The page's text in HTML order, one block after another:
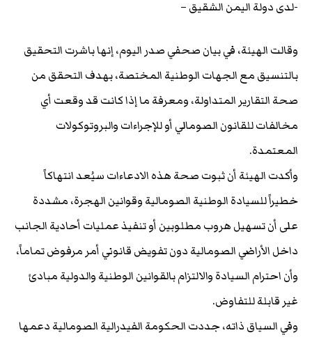
-لدى دولة اليمن الشقيق –
وقالت الهيئة، في بيان صحفي صدر اليوم، إنها باشرت التحقيق
بالتنسيق مع الجهات الوطنية المختصة، بهدف التحقق من
صحة التقارير المتداولة، ومعرفة ما إذا كانت قد وقعت أي
مخالفات للقانون الصومالي أو للإجراءات والبروتوكولات
المعتمدة.
وأكدت الهيئة أن ثبوت صحة هذه الادعاءات سيُعد انتهاكاً
خطيراً للسيادة الوطنية الصومالية وقوانين الهجرة، مشددة
على أن تسهيل هروب مطلوبين أو تنفيذ عمليات أحادية الجانب
داخل الأراضي الصومالية دون تفويض قانوني أمر مرفوض تماماً،
وأن احترام السيادة والالتزام بالقوانين الوطنية والدولية مبادئ
غير قابلة للتفاوض.
وفي السياق ذاته، جددت الحكومة الفيدرالية الصومالية دعمها